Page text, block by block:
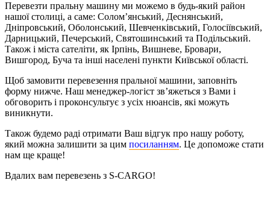
Перевезти пральну машину ми можемо в будь-який район
нашої столиці, а саме: Солом’янський, Деснянський,
Дніпровський, Оболонський, Шевченківський, Голосіївський,
Дарницький, Печерський, Святошинський та Подільський.
Також і міста сателіти, як Ірпінь, Вишневе, Бровари,
Вишгород, Буча та інші населені пункти Київської області.
Щоб замовити перевезення пральної машини, заповніть
форму нижче. Наш менеджер-логіст зв’яжеться з Вами і
обговорить і проконсультує з усіх нюансів, які можуть
виникнути.
Також будемо раді отримати Ваш відгук про нашу роботу,
який можна залишити за цим посиланням. Це допоможе стати
нам ще краще!
Вдалих вам перевезень з S-CARGO!